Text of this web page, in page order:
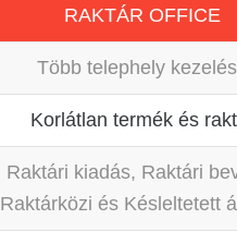
RAKTÁR OFFICE
Több telephely
Korlátlan termék és
Raktári kiadás, Raktári
Raktárközi és Késleltetett